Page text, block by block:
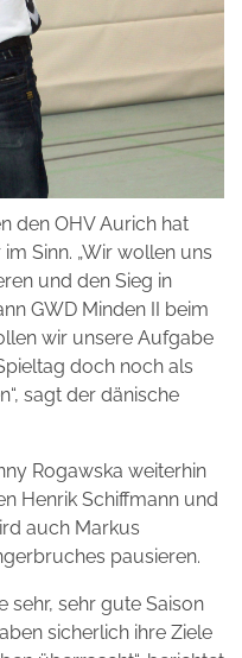
den OHV Aurich hat
Sinn. „Wir wollen uns
und den Sieg in
GWD Minden II beim
wir unsere Aufgabe
doch noch als
sagt der dänische
Rogawska weiterhin
Henrik Schiffmann und
auch Markus
pausieren.
sehr, sehr gute Saison
sicherlich ihre Ziele